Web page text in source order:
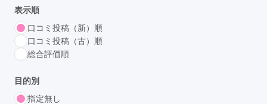
表示順
口コミ投稿（新）順
口コミ投稿（古）順
総合評価順
目的別
指定無し